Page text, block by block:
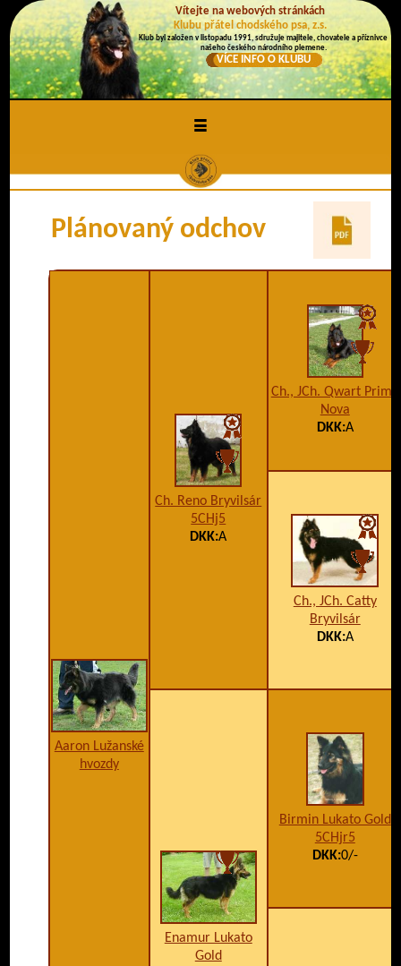
Vítejte na webových stránkách
Klubu přátel chodského psa, z.s.
Klub byl založen v listopadu 1991, sdružuje majitele, chovatele a příznivce
našeho českého národního plemene.
VÍCE INFO O KLUBU
≡
Plánovaný odchov
Aaron Lužanské
hvozdy
Ch. Reno Bryvilsár
5CHj5
DKK:A
Ch., JCh. Qwart Prima
Nova
DKK:A
Ch., JCh. Catty
Bryvilsár
DKK:A
Enamur Lukato
Gold
Birmin Lukato Gold
5CHjr5
DKK:0/-